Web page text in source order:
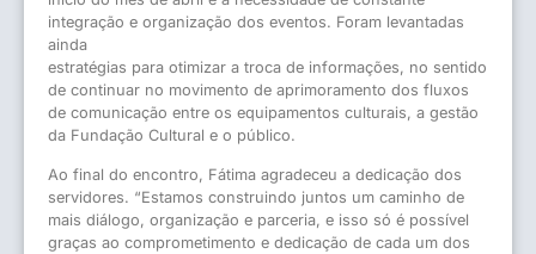
integração e organização dos eventos. Foram levantadas
ainda
estratégias para otimizar a troca de informações, no sentido
de continuar no movimento de aprimoramento dos fluxos
de comunicação entre os equipamentos culturais, a gestão
da Fundação Cultural e o público.
Ao final do encontro, Fátima agradeceu a dedicação dos
servidores. “Estamos construindo juntos um caminho de
mais diálogo, organização e parceria, e isso só é possível
graças ao comprometimento e dedicação de cada um dos